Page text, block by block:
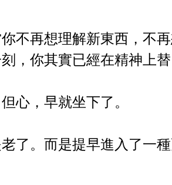
不再想理解新東西，不
，你其實已經在精神上替
心，早就坐下了。
了。而是提早進入了一